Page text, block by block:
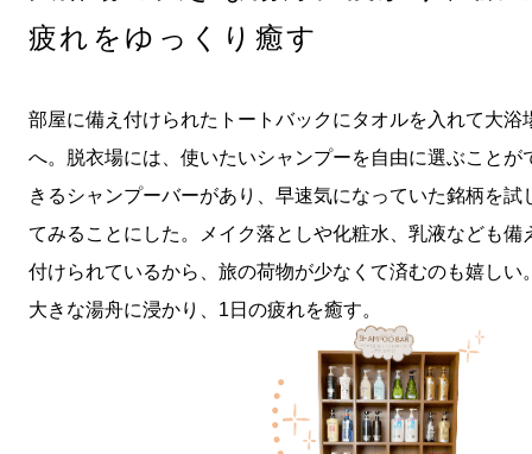
疲れをゆっくり癒す
部屋に備え付けられたトートバックにタオルを入れて大浴
へ。脱衣場には、使いたいシャンプーを自由に選ぶことが
きるシャンプーバーがあり、早速気になっていた銘柄を試
てみることにした。メイク落としや化粧水、乳液なども備
付けられているから、旅の荷物が少なくて済むのも嬉しい
大きな湯舟に浸かり、1日の疲れを癒す。